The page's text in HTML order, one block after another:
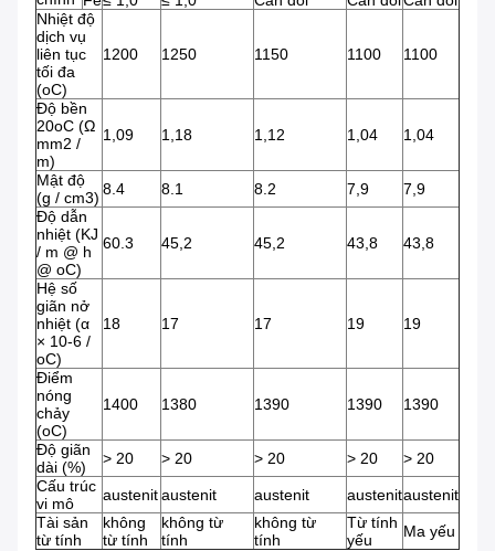
Nhiệt độ
dịch vụ
liên tục
tối đa
(oC)
1200 1250 1150 1100 1100
Độ bền
20oC (Ω
mm2 /
m)
1,09 1,18 1,12 1,04 1,04
Mật độ
(g / cm3) 8.4 8.1 8.2 7,9
7,9
Độ dẫn
nhiệt (KJ
/ m @ h
@ oC)
60.3 45,2 45,2 43,8 43,8
Hệ số
giãn nở
nhiệt (α
× 10-6 /
oC)
18 17 17 19 19
Điểm
nóng
chảy
(oC)
1400 1380 1390 1390 1390
Độ giãn
dài (%)
> 20 > 20 > 20 > 20
> 20
Cấu trúc
vi mô
austenitaustenit austenit austenitaustenit
Tài sản
từ tính
không
từ tính
không từ
tính
không từ
tính
Từ tính
yếu
Ma yếu